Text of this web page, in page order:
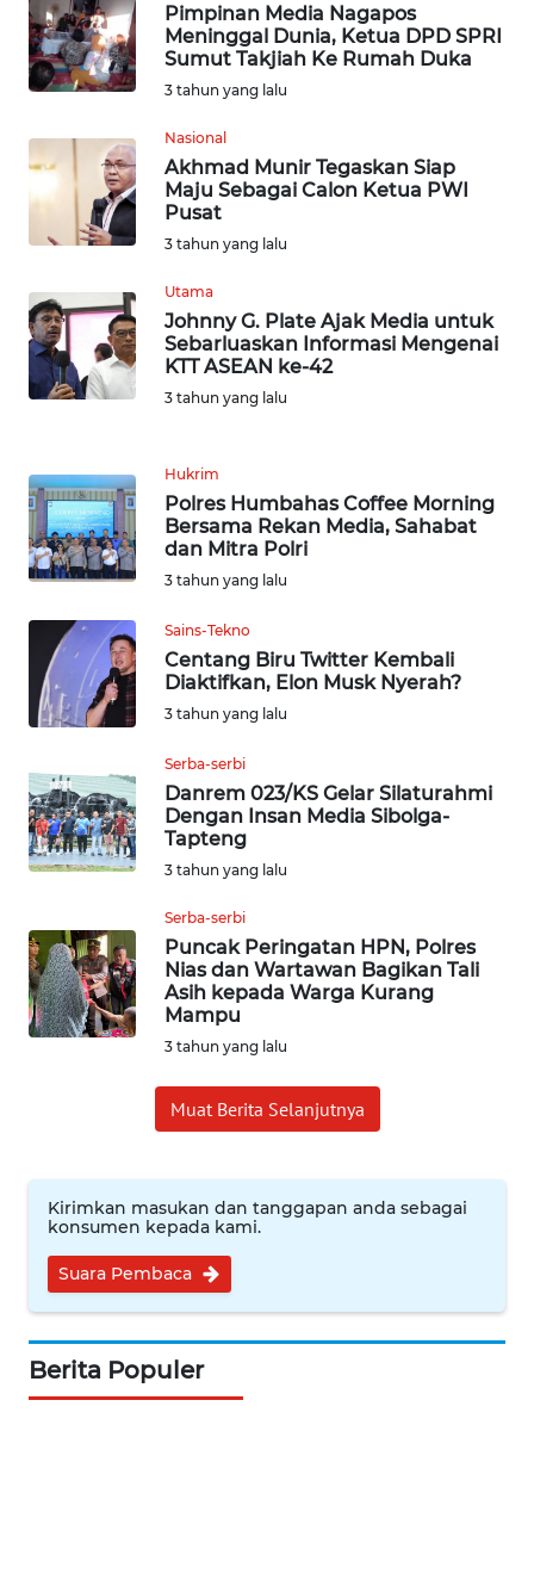
Pimpinan Media Nagapos
Meninggal Dunia, Ketua DPD SPRI
Sumut Takjiah Ke Rumah Duka
3 tahun yang lalu
Nasional
Akhmad Munir Tegaskan Siap
Maju Sebagai Calon Ketua PWI
Pusat
3 tahun yang lalu
Utama
Johnny G. Plate Ajak Media untuk
Sebarluaskan Informasi Mengenai
KTT ASEAN ke-42
3 tahun yang lalu
Hukrim
Polres Humbahas Coffee Morning
Bersama Rekan Media, Sahabat
dan Mitra Polri
3 tahun yang lalu
Sains-Tekno
Centang Biru Twitter Kembali
Diaktifkan, Elon Musk Nyerah?
3 tahun yang lalu
Serba-serbi
Danrem 023/KS Gelar Silaturahmi
Dengan Insan Media Sibolga-
Tapteng
3 tahun yang lalu
Serba-serbi
Puncak Peringatan HPN, Polres
Nias dan Wartawan Bagikan Tali
Asih kepada Warga Kurang
Mampu
3 tahun yang lalu
Muat Berita Selanjutnya
Kirimkan masukan dan tanggapan anda sebagai
konsumen kepada kami.
Suara Pembaca
Berita Populer
WN
BOGOR
WN
TAPANULI
UTARA
WN
SAMOSIR
WN
WN
SUMEDANG
CIANJUR
WN
KEPULAUAN
SERIBU
WN
TANGERANG
WN
CIREBON
WN
MAJALENGKA
SUBANG